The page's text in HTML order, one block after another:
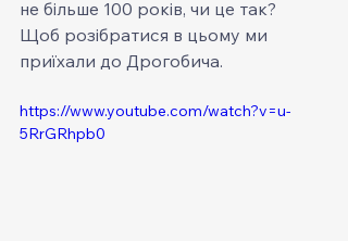
не більше 100 років, чи це так?
Щоб розібратися в цьому ми
приїхали до Дрогобича.
https://www.youtube.com/watch?v=u-
5RrGRhpb0